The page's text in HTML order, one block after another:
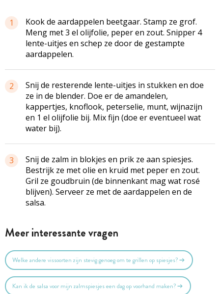
1
Kook de aardappelen beetgaar. Stamp ze grof.
Meng met 3 el olijfolie, peper en zout. Snipper 4
lente-uitjes en schep ze door de gestampte
aardappelen.
2
Snij de resterende lente-uitjes in stukken en doe
ze in de blender. Doe er de amandelen,
kappertjes, knoflook, peterselie, munt, wijnazijn
en 1 el olijfolie bij. Mix fijn (doe er eventueel wat
water bij).
3
Snij de zalm in blokjes en prik ze aan spiesjes.
Bestrijk ze met olie en kruid met peper en zout.
Gril ze goudbruin (de binnenkant mag wat rosé
blijven). Serveer ze met de aardappelen en de
salsa.
Meer interessante vragen
Welke andere vissoorten zijn stevig genoeg om te grillen op spiesjes?
Kan ik de salsa voor mijn zalmspiesjes een dag op voorhand maken?